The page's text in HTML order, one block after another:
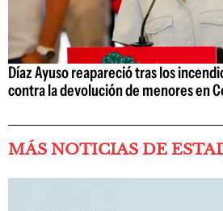
Díaz Ayuso reapareció tras los
contra la devolución de menores en
MÁS NOTICIAS DE